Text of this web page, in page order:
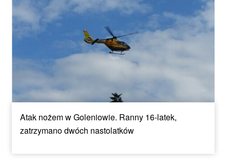
Atak nożem w Goleniowie. Ranny 16-latek,
zatrzymano dwóch nastolatków